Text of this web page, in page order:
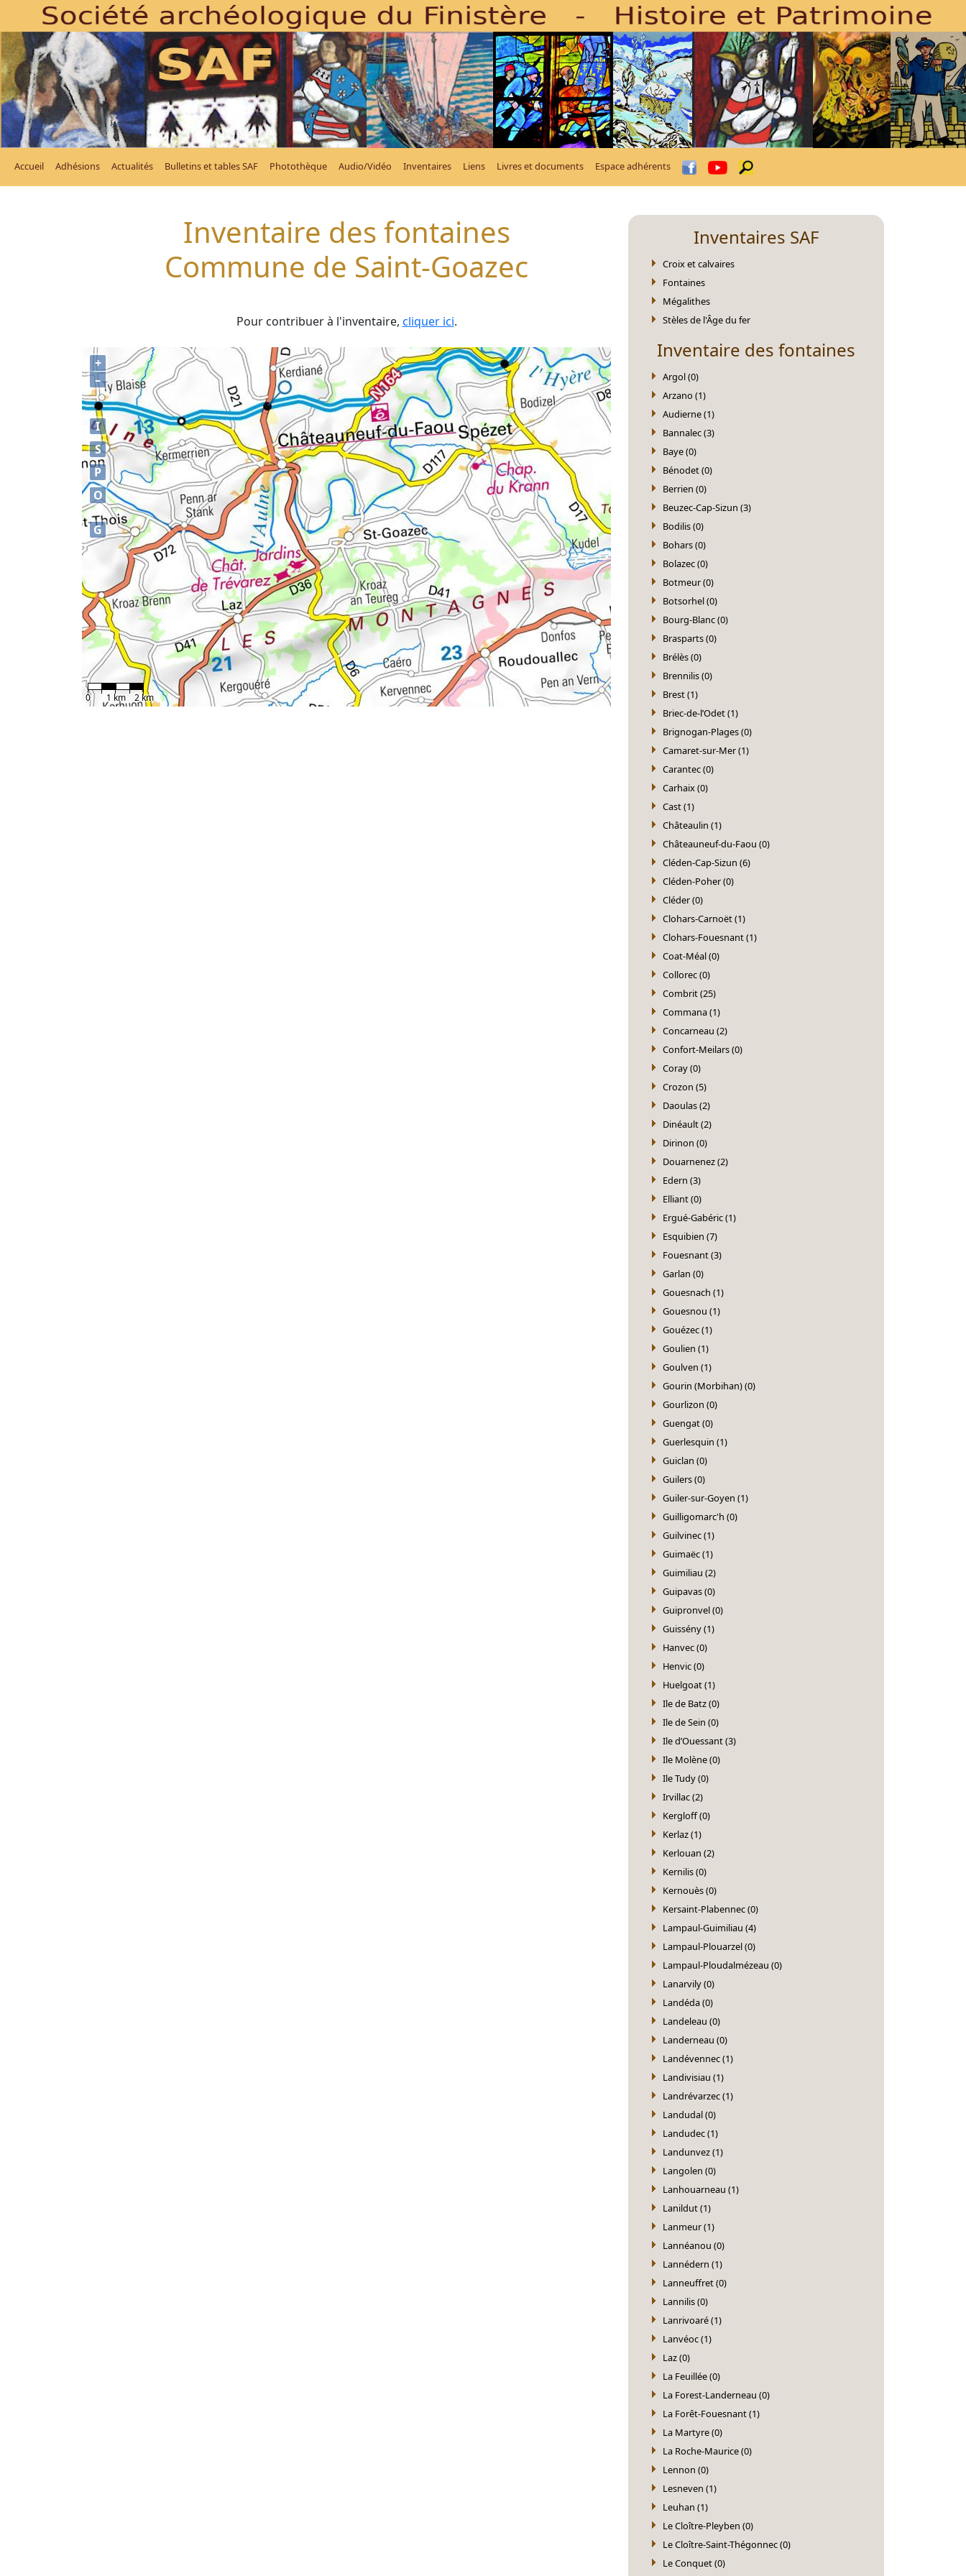
Accueil Adhésions Actualités Bulletins et tables SAF Photothèque Audio/Vidéo Inventaires Liens Livres et documents Espace adhérents
Inventaire des fontaines
Commune de Saint-Goazec
Pour contribuer à l'inventaire, cliquer ici.
+
–
0 1 km 2 km
I
S
P
O
G
Inventaires SAF
Croix et calvaires
Fontaines
Mégalithes
Stèles de l'Âge du fer
Inventaire des fontaines
Argol (0)
Arzano (1)
Audierne (1)
Bannalec (3)
Baye (0)
Bénodet (0)
Berrien (0)
Beuzec-Cap-Sizun (3)
Bodilis (0)
Bohars (0)
Bolazec (0)
Botmeur (0)
Botsorhel (0)
Bourg-Blanc (0)
Brasparts (0)
Brélès (0)
Brennilis (0)
Brest (1)
Briec-de-l’Odet (1)
Brignogan-Plages (0)
Camaret-sur-Mer (1)
Carantec (0)
Carhaix (0)
Cast (1)
Châteaulin (1)
Châteauneuf-du-Faou (0)
Cléden-Cap-Sizun (6)
Cléden-Poher (0)
Cléder (0)
Clohars-Carnoët (1)
Clohars-Fouesnant (1)
Coat-Méal (0)
Collorec (0)
Combrit (25)
Commana (1)
Concarneau (2)
Confort-Meilars (0)
Coray (0)
Crozon (5)
Daoulas (2)
Dinéault (2)
Dirinon (0)
Douarnenez (2)
Edern (3)
Elliant (0)
Ergué-Gabéric (1)
Esquibien (7)
Fouesnant (3)
Garlan (0)
Gouesnach (1)
Gouesnou (1)
Gouézec (1)
Goulien (1)
Goulven (1)
Gourin (Morbihan) (0)
Gourlizon (0)
Guengat (0)
Guerlesquin (1)
Guiclan (0)
Guilers (0)
Guiler-sur-Goyen (1)
Guilligomarc'h (0)
Guilvinec (1)
Guimaëc (1)
Guimiliau (2)
Guipavas (0)
Guipronvel (0)
Guissény (1)
Hanvec (0)
Henvic (0)
Huelgoat (1)
Ile de Batz (0)
Ile de Sein (0)
Ile d’Ouessant (3)
Ile Molène (0)
Ile Tudy (0)
Irvillac (2)
Kergloff (0)
Kerlaz (1)
Kerlouan (2)
Kernilis (0)
Kernouès (0)
Kersaint-Plabennec (0)
Lampaul-Guimiliau (4)
Lampaul-Plouarzel (0)
Lampaul-Ploudalmézeau (0)
Lanarvily (0)
Landéda (0)
Landeleau (0)
Landerneau (0)
Landévennec (1)
Landivisiau (1)
Landrévarzec (1)
Landudal (0)
Landudec (1)
Landunvez (1)
Langolen (0)
Lanhouarneau (1)
Lanildut (1)
Lanmeur (1)
Lannéanou (0)
Lannédern (1)
Lanneuffret (0)
Lannilis (0)
Lanrivoaré (1)
Lanvéoc (1)
Laz (0)
La Feuillée (0)
La Forest-Landerneau (0)
La Forêt-Fouesnant (1)
La Martyre (0)
La Roche-Maurice (0)
Lennon (0)
Lesneven (1)
Leuhan (1)
Le Cloître-Pleyben (0)
Le Cloître-Saint-Thégonnec (0)
Le Conquet (0)